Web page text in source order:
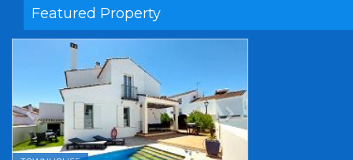
Featured Property
Previous